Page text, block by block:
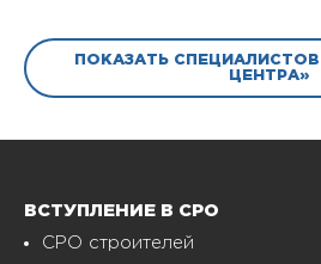
ПОКАЗАТЬ
ЦЕНТРА»
ВСТУПЛЕНИЕ В СРО
СРО строителей